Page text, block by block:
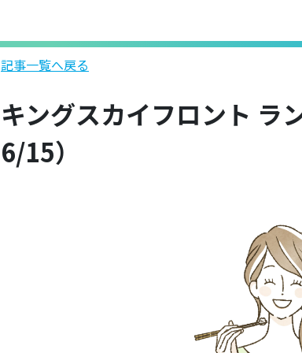
記事一覧へ戻る
キングスカイフロント ラ
6/15）